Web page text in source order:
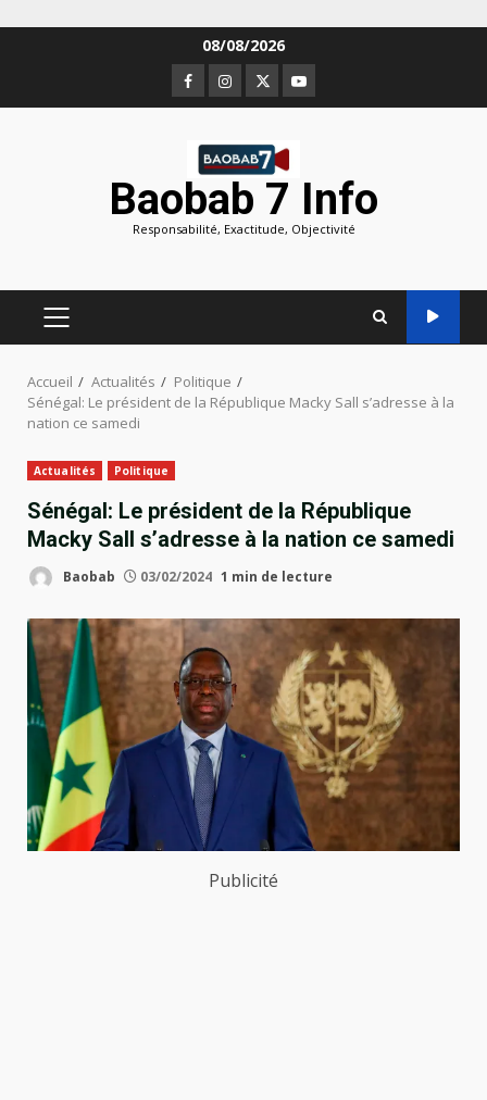
08/08/2026
Facebook
Instagram
TwitterYoutube
Baobab 7 Info
Responsabilité, Exactitude, Objectivité
MENU
PRINCIPAL
Accueil Actualités
Politique
Sénégal: Le président de la République Macky Sall s’adresse à la
nation ce samedi
Actualités Politique
Sénégal: Le président de la République
Macky Sall s’adresse à la nation ce samedi
Baobab 03/02/2024 1 min de lecture
Publicité